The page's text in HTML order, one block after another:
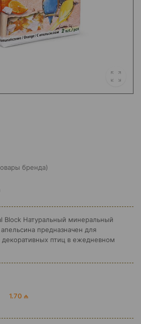
бренда)
Block Натуральный минеральный
предназначен для
птиц в ежедневном
1.70 ₼